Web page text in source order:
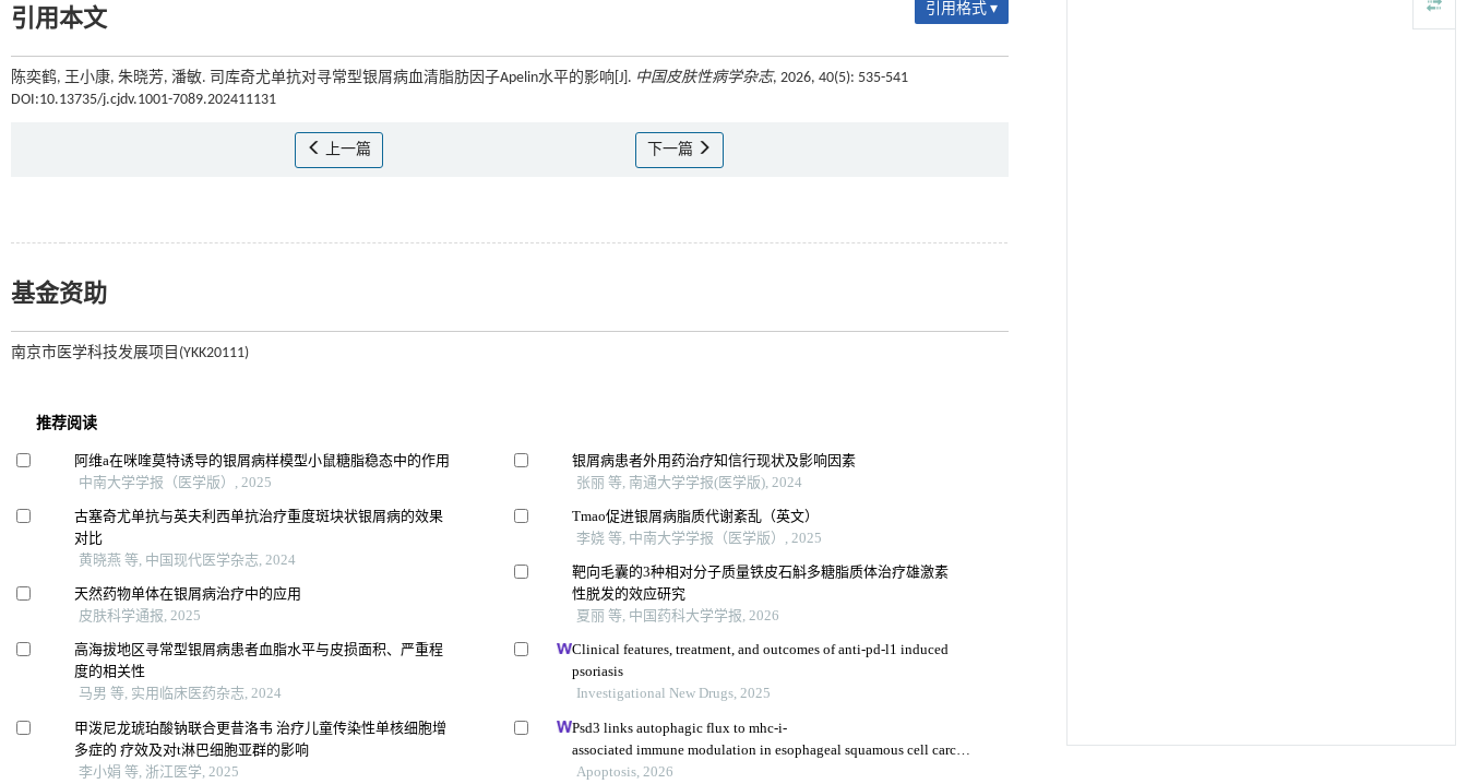
引用本文 引用格式 ▾
陈奕鹤, 王小康, 朱晓芳, 潘敏. 司库奇尤单抗对寻常型银屑病血清脂肪因子Apelin水平的影响[J]. 中国皮肤性病学杂志, 2026, 40(5): 535-541
DOI:10.13735/j.cjdv.1001-7089.202411131
上一篇 下一篇
基金资助
南京市医学科技发展项目(YKK20111)